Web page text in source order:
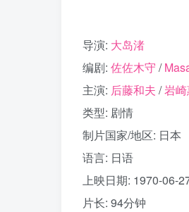
导演: 大岛渚
编剧: 佐佐木守 /
主演: 后藤和夫 /岩
类型: 剧情
制片国家/地区: 日本
语言: 日语
上映日期: 1970-06-
片长: 94分钟